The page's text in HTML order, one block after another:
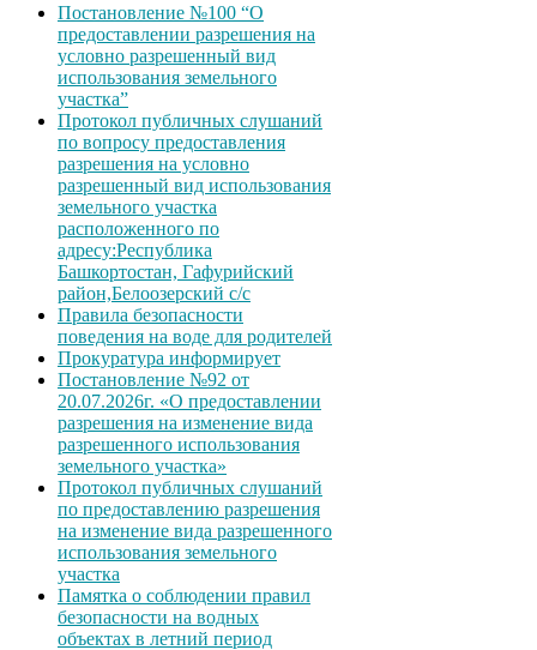
Постановление №100 “О
предоставлении разрешения на
условно разрешенный вид
использования земельного
участка”
Протокол публичных слушаний
по вопросу предоставления
разрешения на условно
разрешенный вид использования
земельного участка
расположенного по
адресу:Республика
Башкортостан, Гафурийский
район,Белоозерский с/с
Правила безопасности
поведения на воде для родителей
Прокуратура информирует
Постановление №92 от
20.07.2026г. «О предоставлении
разрешения на изменение вида
разрешенного использования
земельного участка»
Протокол публичных слушаний
по предоставлению разрешения
на изменение вида разрешенного
использования земельного
участка
Памятка о соблюдении правил
безопасности на водных
объектах в летний период